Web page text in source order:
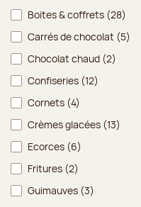
Boites & coffrets (28)
Carrés de chocolat (5)
Chocolat chaud (2)
Confiseries (12)
Cornets (4)
Crèmes glacées (13)
Ecorces (6)
Fritures (2)
Guimauves (3)